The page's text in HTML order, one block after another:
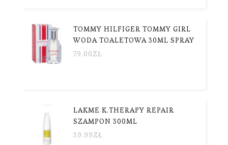
TOMMY HILFIGER TOMMY GIRL
WODA TOALETOWA 30ML SPRAY
79.00ZŁ
LAKME K.THERAPY REPAIR
SZAMPON 300ML
39.99ZŁ